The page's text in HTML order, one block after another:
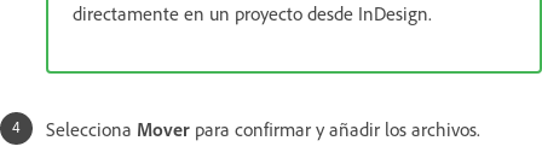
directamente en un proyecto desde InDesign.
Selecciona Mover para confirmar y añadir los archivos.